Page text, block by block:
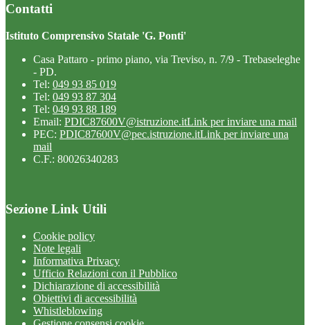
Contatti
Istituto Comprensivo Statale 'G. Ponti'
Casa Pattaro - primo piano, via Treviso, n. 7/9 - Trebaseleghe
- PD.
Tel: 049 93 85 019
Tel: 049 93 87 304
Tel: 049 93 88 189
Email: PDIC87600V@istruzione.itLink per inviare una mail
PEC: PDIC87600V@pec.istruzione.itLink per inviare una
mail
C.F.: 80026340283
Sezione Link Utili
Cookie policy
Note legali
Informativa Privacy
Ufficio Relazioni con il Pubblico
Dichiarazione di accessibilità
Obiettivi di accessibilità
Whistleblowing